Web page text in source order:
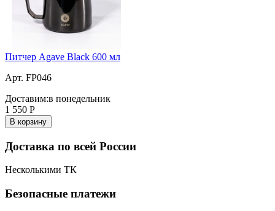
Питчер Agave Black 600 мл
Арт. FP046
Доставим:в понедельник
1 550 Р
В корзину
Доставка по всей России
Несколькими ТК
Безопасные платежи